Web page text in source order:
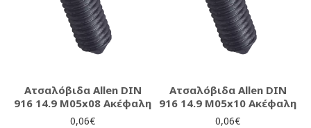
Ατσαλόβιδα Allen DIN
916 14.9 M05x08 Ακέφαλη
0,06€
Ατσαλόβιδα Allen DIN
916 14.9 M05x10 Ακέφαλη
0,06€